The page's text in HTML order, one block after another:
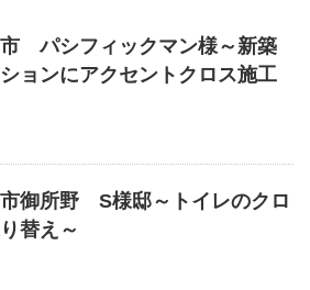
パシフィックマン様～新築
ョンにアクセントクロス施工
御所野 S様邸～トイレのクロ
替え～